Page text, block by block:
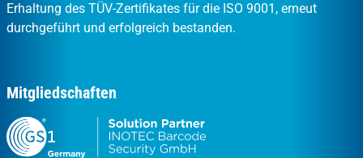
Erhaltung des TÜV-Zertifikates für die ISO 9001, erneut
durchgeführt und erfolgreich bestanden.
Mitgliedschaften